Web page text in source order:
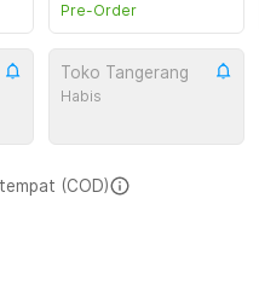
Pre-Order
Toko Tangerang
Habis
(COD)